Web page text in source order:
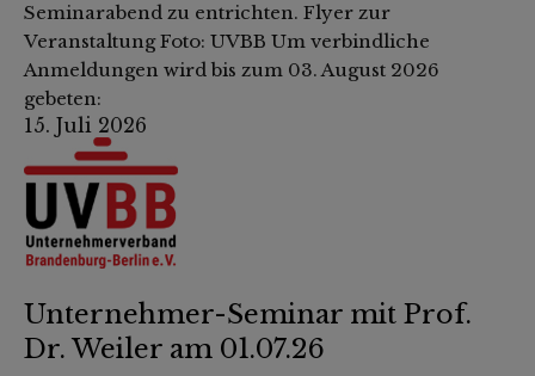
Seminarabend zu entrichten. Flyer zur
Veranstaltung Foto: UVBB Um verbindliche
Anmeldungen wird bis zum 03. August 2026
gebeten:
15. Juli 2026
Unternehmer-Seminar mit Prof.
Dr. Weiler am 01.07.26